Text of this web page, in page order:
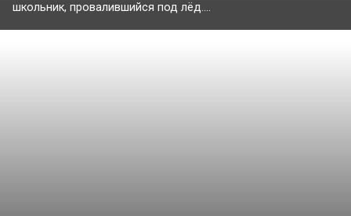
школьник, провалившийся под лёд....